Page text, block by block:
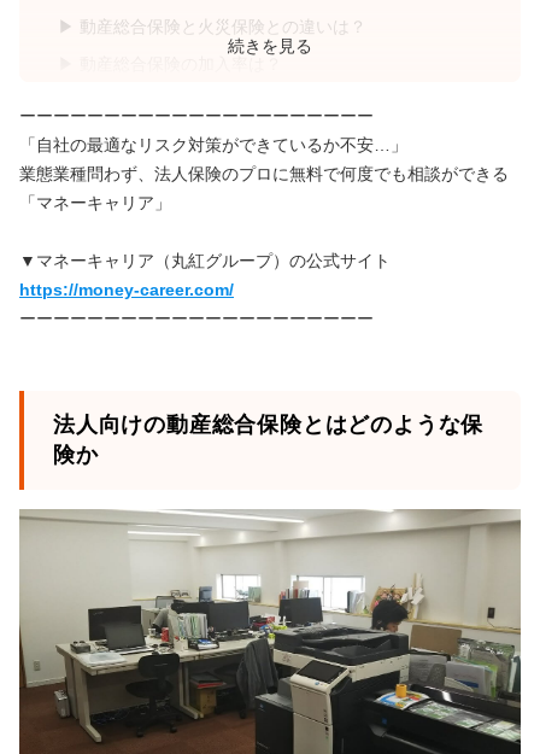
動産総合保険と火災保険との違いは？
法人向けの動産総合保険の概要や特約まとめ
続きを見る
ーーーーーーーーーーーーーーーーーーーーー
「自社の最適なリスク対策ができているか不安…」
業態業種問わず、法人保険のプロに無料で何度でも相談ができる
「マネーキャリア」
▼マネーキャリア（丸紅グループ）の公式サイト
https://money-career.com/
ーーーーーーーーーーーーーーーーーーーーー
法人向けの動産総合保険とはどのような保
険か